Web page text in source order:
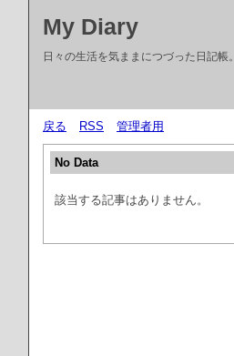
My Diary
日々の生活を気ままにつづった日記帳。
戻る RSS 管理者用
No Data
該当する記事はありません。